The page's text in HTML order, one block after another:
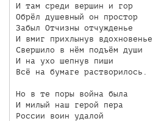
И там среди вершин и гор
Обрёл душевный он простор
Забыл Отчизны отчужденье
И вмиг прихлынув вдохновенье
Свершило в нём подъём души
И на ухо шепнув пиши
Всё на бумаге растворилось.
Но в те поры война была
И милый наш герой пера
России воин удалой